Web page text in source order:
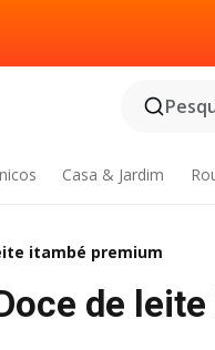
Casa & Jardim
itambé premium
de